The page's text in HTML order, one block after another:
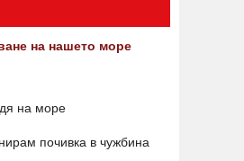
на нашето море
на море
почивка в чужбина